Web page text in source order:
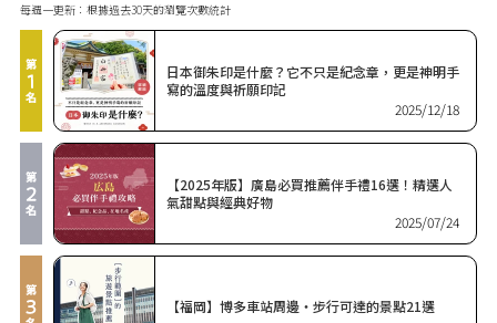
每週一更新：根據過去30天的瀏覽次數統計
日本御朱印是什麼？它不只是紀念章，更是神明手
寫的溫度與祈願印記
2025/12/18
【2025年版】廣島必買推薦伴手禮16選！精選人
氣甜點與經典好物
2025/07/24
【福岡】博多車站周邊・步行可達的景點21選